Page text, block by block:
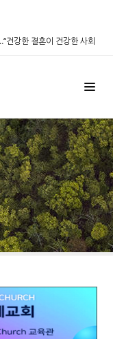
건강한 결혼이 건강한 사회